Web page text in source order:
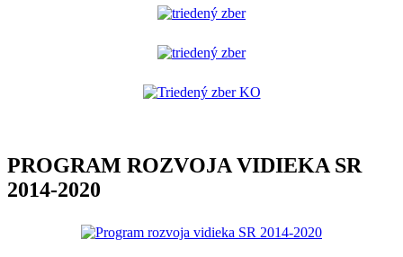
PROGRAM ROZVOJA VIDIEKA SR
2014-2020